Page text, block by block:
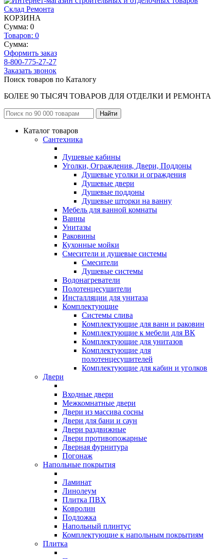
КОРЗИНА
Сумма: 0
Товаров: 0
Сумма:
Оформить заказ
8-800-775-27-27
Заказать звонок
Поиск товаров по Каталогу
БОЛЕЕ 90 ТЫСЯЧ ТОВАРОВ ДЛЯ ОТДЕЛКИ И РЕМОНТА
Каталог товаров
Сантехника
Душевые кабины
Уголки, Ограждения, Двери, Поддоны
Душевые уголки и ограждения
Душевые двери
Душевые поддоны
Душевые шторки на ванну
Мебель для ванной комнаты
Ванны
Унитазы
Раковины
Кухонные мойки
Смесители и душевые системы
Смесители
Душевые системы
Водонагреватели
Полотенцесушители
Инсталляции для унитаза
Комплектующие
Системы слива
Комплектующие для ванн и раковин
Комплектующие к мебели для ВК
Комплектующие для унитазов
Комплектующие для
полотенцесушителей
Комплектующие для кабин и уголков
Двери
Входные двери
Межкомнатные двери
Двери из массива сосны
Двери для бани и саун
Двери раздвижные
Двери противопожарные
Дверная фурнитура
Погонаж
Напольные покрытия
Ламинат
Линолеум
Плитка ПВХ
Ковролин
Подложка
Напольный плинтус
Комплектующие к напольным покрытиям
Плитка